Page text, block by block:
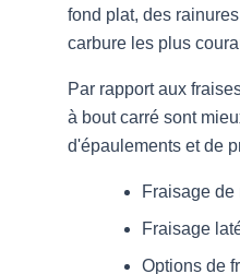
fond plat, des
carbure les plus
Par rapport aux
à bout carré sont
d'épaulements et de
Fraisage
Fraisage
Options de